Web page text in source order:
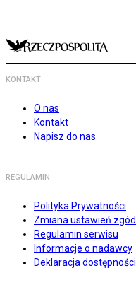
KONTAKT
O nas
Kontakt
Napisz do nas
REGULAMIN
Polityka Prywatności
Zmiana ustawień zgód
Regulamin serwisu
Informacje o nadawcy
Deklaracja dostępności